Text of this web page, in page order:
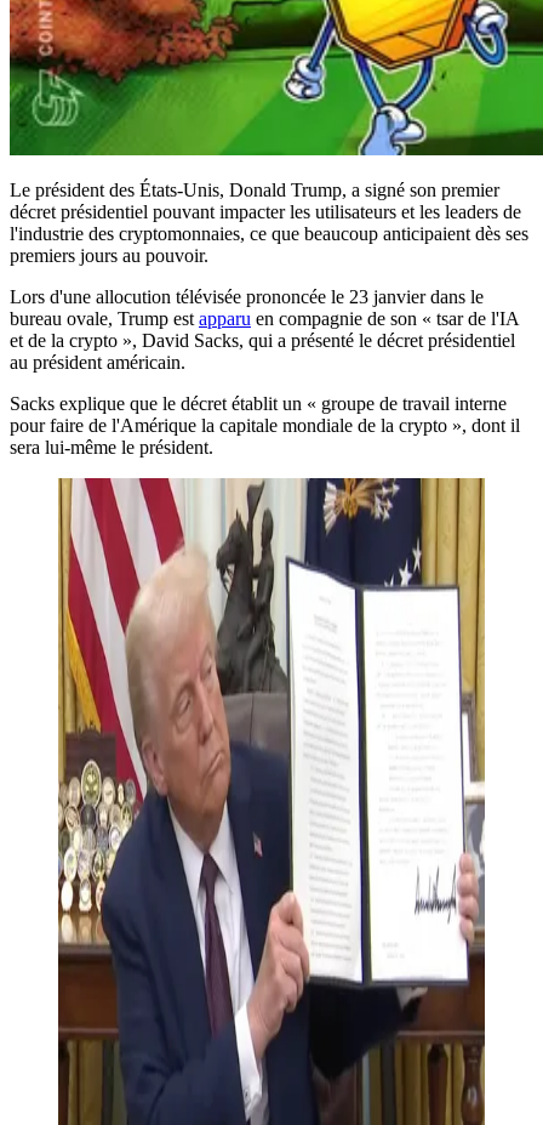
Le président des États-Unis, Donald Trump, a signé son premier
décret présidentiel pouvant impacter les utilisateurs et les leaders de
l'industrie des cryptomonnaies, ce que beaucoup anticipaient dès ses
premiers jours au pouvoir.
Lors d'une allocution télévisée prononcée le 23 janvier dans le
bureau ovale, Trump est apparu en compagnie de son « tsar de l'IA
et de la crypto », David Sacks, qui a présenté le décret présidentiel
au président américain.
Sacks explique que le décret établit un « groupe de travail interne
pour faire de l'Amérique la capitale mondiale de la crypto », dont il
sera lui-même le président.